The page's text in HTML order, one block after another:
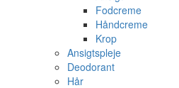
Fodcreme
Håndcreme
Krop
Ansigtspleje
Deodorant
Hår